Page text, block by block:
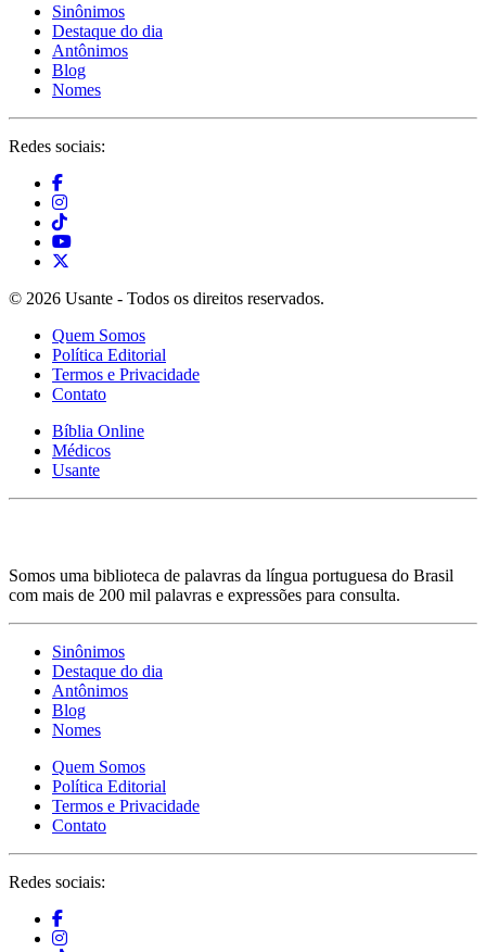
Sinônimos
Destaque do dia
Antônimos
Blog
Nomes
Redes sociais:
© 2026 Usante - Todos os direitos reservados.
Quem Somos
Política Editorial
Termos e Privacidade
Contato
Bíblia Online
Médicos
Usante
Somos uma biblioteca de palavras da língua portuguesa do Brasil
com mais de 200 mil palavras e expressões para consulta.
Sinônimos
Destaque do dia
Antônimos
Blog
Nomes
Quem Somos
Política Editorial
Termos e Privacidade
Contato
Redes sociais: